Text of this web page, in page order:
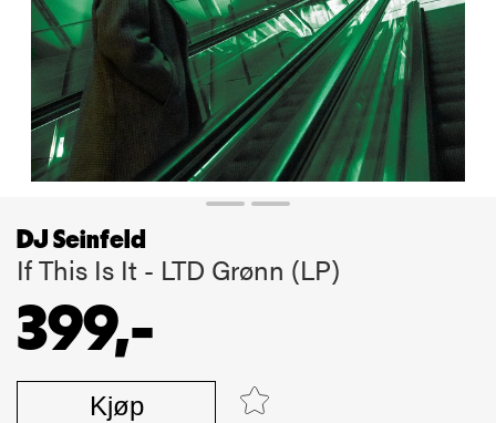
DJ Seinfeld
If This Is It - LTD Grønn (LP)
399,-
Kjøp